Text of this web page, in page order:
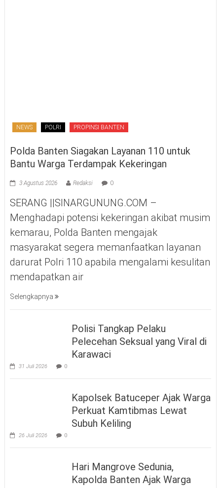
NEWS POLRI PROPINSI BANTEN
Polda Banten Siagakan Layanan 110 untuk
Bantu Warga Terdampak Kekeringan
3 Agustus 2026 Redaksi 0
SERANG ||SINARGUNUNG.COM –
Menghadapi potensi kekeringan akibat musim
kemarau, Polda Banten mengajak
masyarakat segera memanfaatkan layanan
darurat Polri 110 apabila mengalami kesulitan
mendapatkan air
Selengkapnya
Polisi Tangkap Pelaku
Pelecehan Seksual yang Viral di
Karawaci
31 Juli 2026 0
Kapolsek Batuceper Ajak Warga
Perkuat Kamtibmas Lewat
Subuh Keliling
26 Juli 2026 0
Hari Mangrove Sedunia,
Kapolda Banten Ajak Warga